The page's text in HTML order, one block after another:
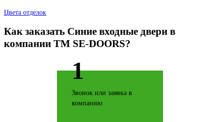
Дуб филадельфия
Дуб натуральный
Цвета отделок
Как заказать Синие входные двери в
компании TM SE-DOORS?
1
Звонок или заявка в
компанию